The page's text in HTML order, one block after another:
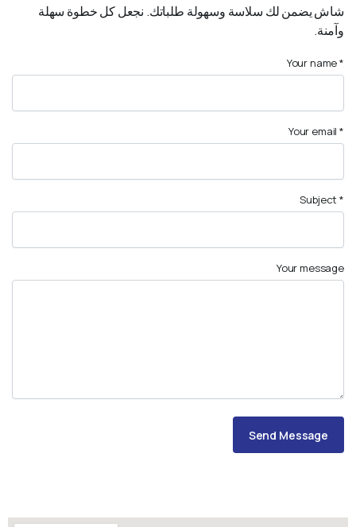
شاش يضمن لك سلاسة وسهولة طلباتك. نجعل كل خطوة سهلة
وآمنة.
Your name *
Your email *
Subject *
Your message